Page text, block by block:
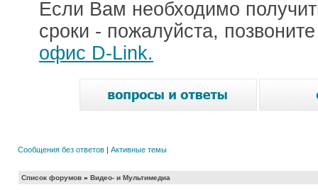
Если Вам необходимо
сроки - пожалуйста,
офис D-Link.
Сообщения без ответов | Активные темы
Список форумов » Видео- и Мультимедиа